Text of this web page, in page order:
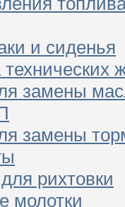
и сиденья
замены
замены
рихтовки
молотки